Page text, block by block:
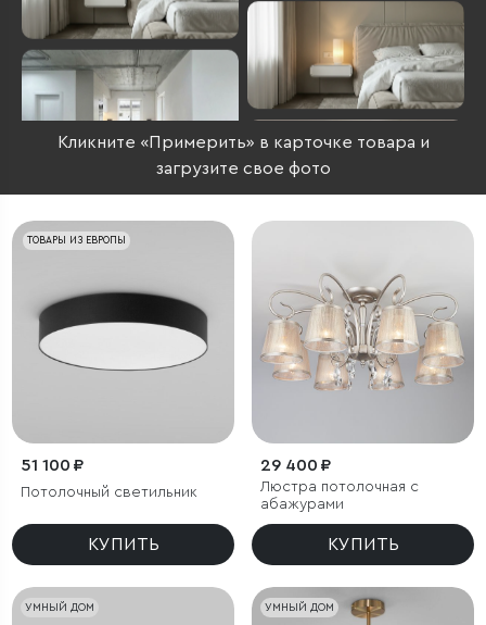
Кликните «Примерить» в карточке товара и
загрузите свое фото
ТОВАРЫ ИЗ ЕВРОПЫ
51 100 ₽
Потолочный светильник
КУПИТЬ
29 400 ₽
Люстра потолочная с
абажурами
КУПИТЬ
УМНЫЙ ДОМ УМНЫЙ ДОМ